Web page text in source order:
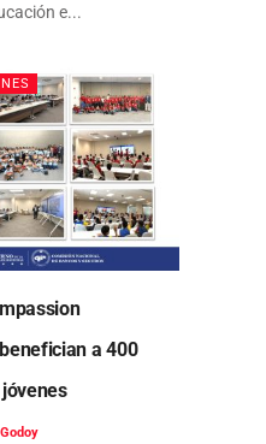
e...
a 400